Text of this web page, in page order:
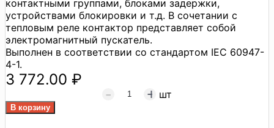
контактными группами, блоками задержки,
устройствами блокировки и т.д. В сочетании с
тепловым реле контактор представляет собой
электромагнитный пускатель.
Выполнен в соответствии со стандартом IEC 60947-
4-1.
3 772.00 ₽
шт